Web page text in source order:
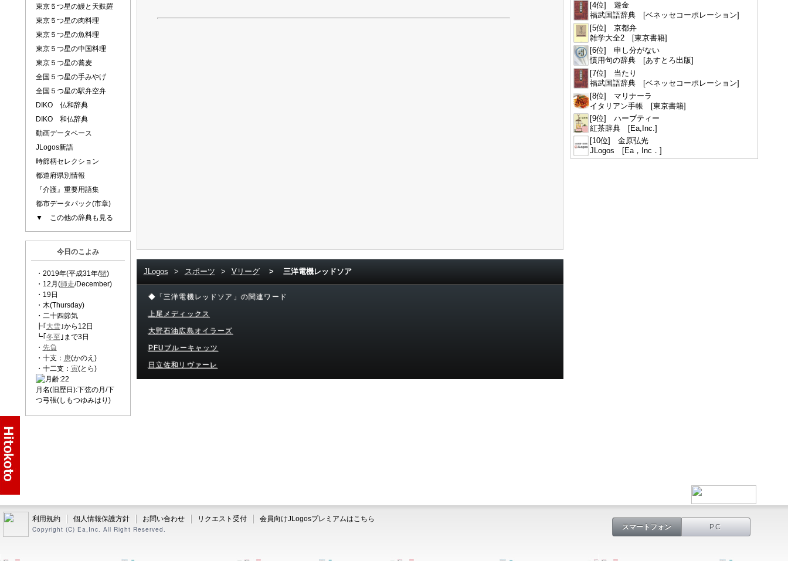
東京５つ星の鰻と天麩羅
東京５つ星の肉料理
東京５つ星の魚料理
東京５つ星の中国料理
東京５つ星の蕎麦
全国５つ星の手みやげ
全国５つ星の駅弁空弁
DIKO 仏和辞典
DIKO 和仏辞典
動画データベース
JLogos新語
時節柄セレクション
都道府県別情報
『介護』重要用語集
都市データパック(市章)
▼ この他の辞典も見る
今日のこよみ
・2019年(平成31年/猪)
・12月(師走/December)
・19日
・木(Thursday)
・二十四節気
┣｢ 大雪｣から12日
┗｢ 冬至 ｣まで3日
・ 先負
・十支： 庚(かのえ)
・十二支： 寅(とら)
月名(旧歴日):下弦の月/下
つ弓張(しもつゆみはり)
JLogos > スポーツ > Vリーグ > 三洋電機レッドソア
◆「三洋電機レッドソア」の関連ワード
上尾メディックス
大野石油広島オイラーズ
PFUブルーキャッツ
日立佐和リヴァーレ
[4位] 遊金
福武国語辞典 [ベネッセコーポレーション]
[5位] 京都弁
雑学大全2 [東京書籍]
[6位] 申し分がない
慣用句の辞典 [あすとろ出版]
[7位] 当たり
福武国語辞典 [ベネッセコーポレーション]
[8位] マリナーラ
イタリアン手帳 [東京書籍]
[9位] ハーブティー
紅茶辞典 [Ea,Inc.]
[10位] 金原弘光
JLogos [Ea，Inc．]
利用規約 個人情報保護方針 お問い合わせ リクエスト受付
会員向けJLogosプレミアムはこちら
Copyright (C) Ea,Inc. All Right Reserved.
スマートフォン PC